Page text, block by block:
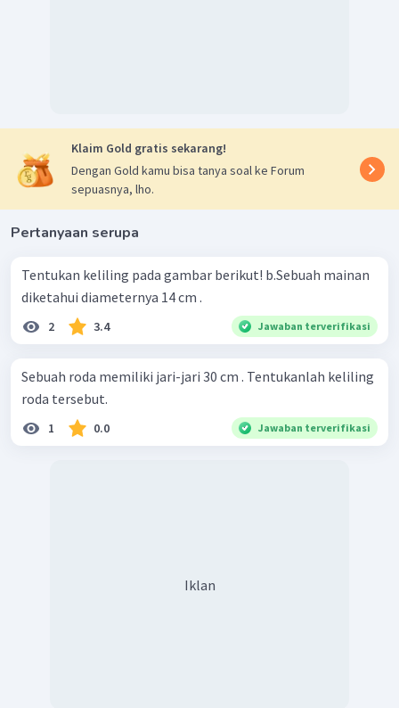
Klaim Gold gratis sekarang!
Dengan Gold kamu bisa tanya soal ke Forum
sepuasnya, lho.
Pertanyaan serupa
Tentukan keliling pada gambar berikut! b.Sebuah mainan
diketahui diameternya 14 cm .
2 3.4 Jawaban terverifikasi
Sebuah roda memiliki jari-jari 30 cm . Tentukanlah keliling
roda tersebut.
1 0.0 Jawaban terverifikasi
Iklan